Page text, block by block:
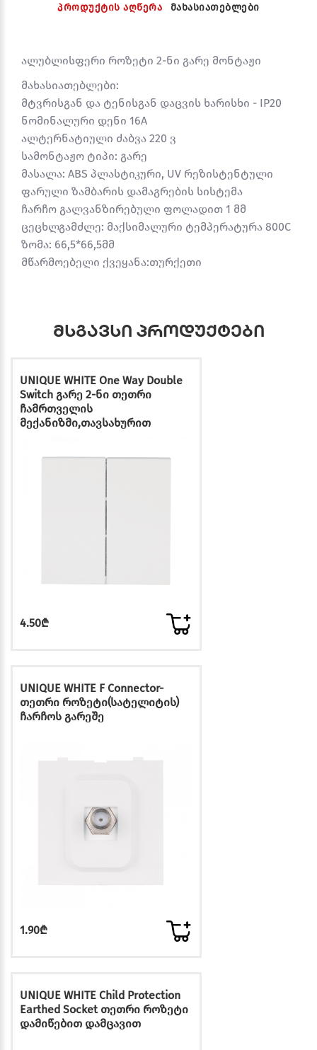
პროდუქტის აღწერა მახასიათებლები
ალუბლისფერი როზეტი 2-ნი გარე მონტაჟი
მახასიათებლები:
მტვრისგან და ტენისგან დაცვის ხარისხი - IP20
ნომინალური დენი 16A
ალტერნატიული ძაბვა 220 ვ
სამონტაჟო ტიპი: გარე
მასალა: ABS პლასტიკური, UV რეზისტენტული
ფარული ზამბარის დამაგრების სისტემა
ჩარჩო გალვანზირებული ფოლადით 1 მმ
ცეცხლგამძლე: მაქსიმალური ტემპერატურა 800C
ზომა: 66,5*66,5მმ
მწარმოებელი ქვეყანა:თურქეთი
მსგავსი პროდუქტები
UNIQUE WHITE One Way Double
Switch გარე 2-ნი თეთრი
ჩამრთველის
მექანიზმი,თავსახურით
4.50₾
UNIQUE WHITE F Connector-
თეთრი როზეტი(სატელიტის)
ჩარჩოს გარეშე
1.90₾
UNIQUE WHITE Child Protection
Earthed Socket თეთრი როზეტი
დამიწებით დამცავით